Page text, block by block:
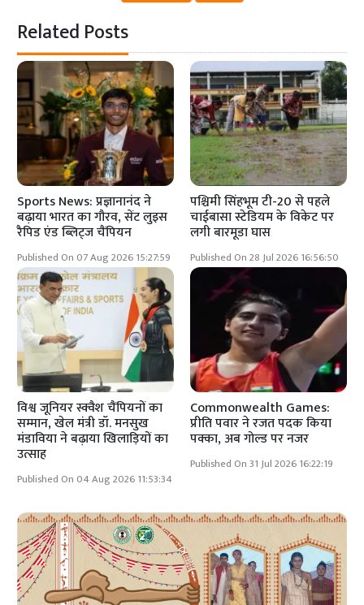
Related Posts
Sports News: प्रज्ञानानंद ने
बढ़ाया भारत का गौरव, सेंट लुइस
रैपिड एंड ब्लिट्ज चैंपियन
Published On 07 Aug 2026 15:27:59
पश्चिमी सिंहभूम टी-20 से पहले
चाईबासा स्टेडियम के विकेट पर
लगी बारमूडा घास
Published On 28 Jul 2026 16:56:50
विश्व जूनियर स्क्वैश चैंपियनों का
सम्मान, खेल मंत्री डॉ. मनसुख
मंडाविया ने बढ़ाया खिलाड़ियों का
उत्साह
Published On 04 Aug 2026 11:53:34
Commonwealth Games:
प्रीति पवार ने रजत पदक किया
पक्का, अब गोल्ड पर नजर
Published On 31 Jul 2026 16:22:19